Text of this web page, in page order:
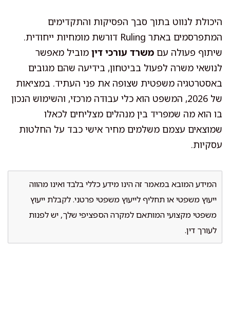
היכולת לנווט בתוך סבך הפסיקות והתקדימים
המתפרסמים באתר Ruling דורשת מומחיות ייחודית.
שיתוף פעולה עם משרד עורכי דין מוביל מאפשר
לנושאי משרה לפעול בביטחון, בידיעה שהם מגובים
באסטרטגיה משפטית שצופה את פני העתיד. במציאות
של 2026, המשפט הוא כלי עבודה מרכזי, והשימוש הנכון
בו הוא מה שמפריד בין מנהלים מצליחים לכאלו
שמוצאים עצמם משלמים מחיר אישי כבד על החלטות
עסקיות.
המידע המובא במאמר זה הינו מידע כללי בלבד ואינו מהווה
ייעוץ משפטי או תחליף לייעוץ משפטי פרטני. לקבלת ייעוץ
משפטי מקצועי המותאם למקרה הספציפי שלך, יש לפנות
לעורך דין.